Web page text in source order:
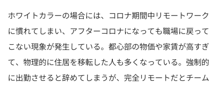
ホワイトカラーの場合には、コロナ期間中リモートワーク
に慣れてしまい、アフターコロナになっても職場に戻って
こない現象が発生している。都心部の物価や家賃が高すぎ
て、物理的に住居を移転した人も多くなっている。強制的
に出勤させると辞めてしまうが、完全リモートだとチーム